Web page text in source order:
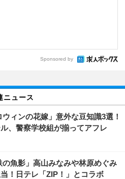
Sponsored by
ニュース
ウィンの花嫁」意外な豆知識3選！
、警察学校組が揃ってアフレ
の魚影」高山みなみや林原めぐみ
！日テレ「ZIP！」とコラボ